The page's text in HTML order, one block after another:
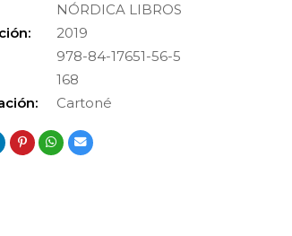
NÓRDICA LIBROS
2019
978-84-17651-56-5
168
Cartoné